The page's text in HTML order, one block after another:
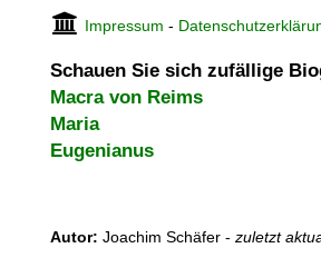
Impressum -
Schauen Sie sich zufällige
Macra von Reims
Maria
Eugenianus
Autor: Joachim Schäfer - zuletzt